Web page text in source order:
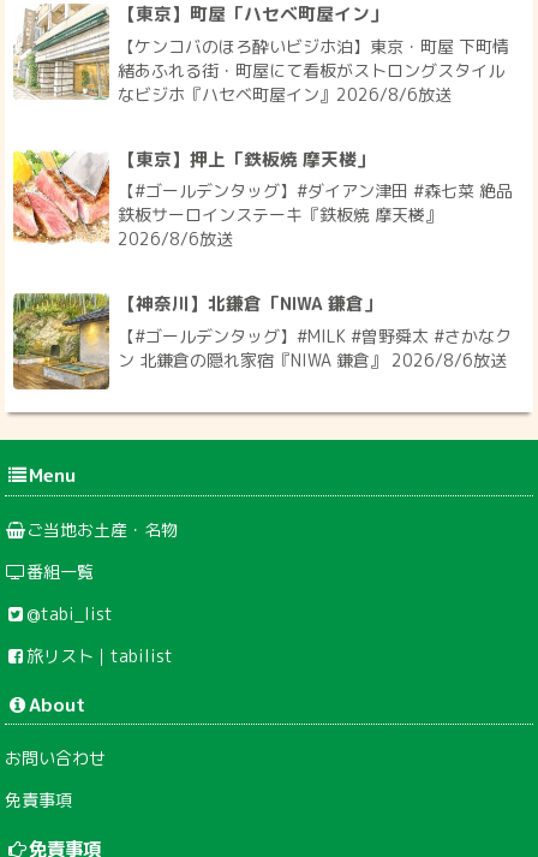
【東京】町屋「ハセベ町屋イン」
【ケンコバのほろ酔いビジホ泊】東京・町屋 下町情
緒あふれる街・町屋にて看板がストロングスタイル
なビジホ『ハセベ町屋イン』2026/8/6放送
【東京】押上「鉄板焼 摩天楼」
【#ゴールデンタッグ】#ダイアン津田 #森七菜 絶品
鉄板サーロインステーキ『鉄板焼 摩天楼』
2026/8/6放送
【神奈川】北鎌倉「NIWA 鎌倉」
【#ゴールデンタッグ】#MILK #曽野舜太 #さかなク
ン 北鎌倉の隠れ家宿『NIWA 鎌倉』 2026/8/6放送
Menu
ご当地お土産・名物
番組一覧
@tabi_list
旅リスト｜tabilist
About
お問い合わせ
免責事項
免責事項